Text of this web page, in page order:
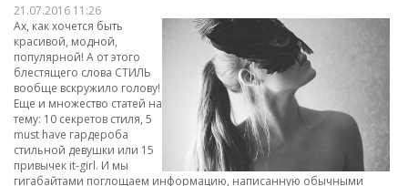
21.07.2016 11:26
Ах, как хочется быть
красивой, модной,
популярной! А от этого
блестящего слова СТИЛЬ
вообще вскружило голову!
Еще и множество статей на
тему: 10 секретов стиля, 5
must have гардероба
стильной девушки или 15
привычек it-girl. И мы
гигабайтами поглощаем информацию, написанную обычными